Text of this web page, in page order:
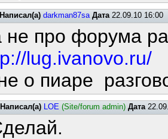
Написал(а) darkman87sa Дата22.09.10 16:00
не про форума
lug.ivanovo.ru/
о пиаре
Написал(а) LOE (Site/forum admin) Дата